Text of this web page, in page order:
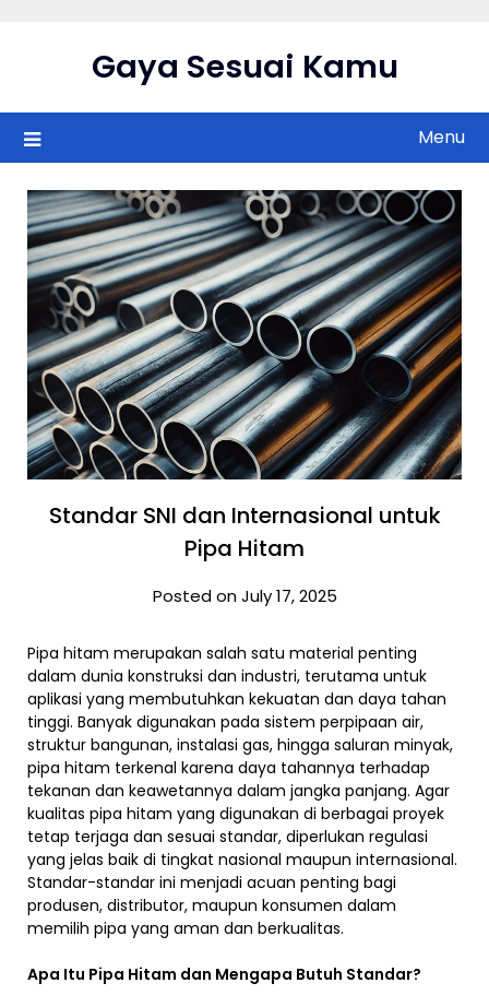
Gaya Sesuai Kamu
Menu
Standar SNI dan Internasional untuk
Pipa Hitam
Posted on July 17, 2025
Pipa hitam merupakan salah satu material penting
dalam dunia konstruksi dan industri, terutama untuk
aplikasi yang membutuhkan kekuatan dan daya tahan
tinggi. Banyak digunakan pada sistem perpipaan air,
struktur bangunan, instalasi gas, hingga saluran minyak,
pipa hitam terkenal karena daya tahannya terhadap
tekanan dan keawetannya dalam jangka panjang. Agar
kualitas pipa hitam yang digunakan di berbagai proyek
tetap terjaga dan sesuai standar, diperlukan regulasi
yang jelas baik di tingkat nasional maupun internasional.
Standar-standar ini menjadi acuan penting bagi
produsen, distributor, maupun konsumen dalam
memilih pipa yang aman dan berkualitas.
Apa Itu Pipa Hitam dan Mengapa Butuh Standar?